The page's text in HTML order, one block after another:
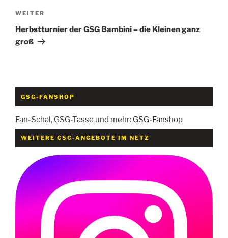
Nächster
Beitrag
WEITER
Herbstturnier der GSG Bambini – die Kleinen ganz
groß
GSG-FANSHOP
Fan-Schal, GSG-Tasse und mehr: GSG-Fanshop
WEITERE GSG-ANGEBOTE IM NETZ